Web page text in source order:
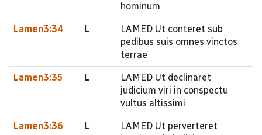
hominum
Lamen3:34 L
LAMED Ut conteret sub
pedibus suis omnes vinctos
terrae
Lamen3:35 L
LAMED Ut declinaret
judicium viri in conspectu
vultus altissimi
Lamen3:36 L
LAMED Ut perverteret